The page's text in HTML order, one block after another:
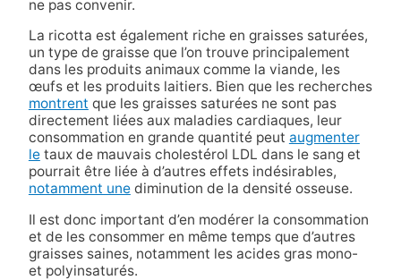
ne pas convenir.
La ricotta est également riche en graisses saturées,
un type de graisse que l’on trouve principalement
dans les produits animaux comme la viande, les
œufs et les produits laitiers. Bien que les recherches
montrent que les graisses saturées ne sont pas
directement liées aux maladies cardiaques, leur
consommation en grande quantité peut augmenter
letaux de mauvais cholestérol LDL dans le sang et
pourrait être liée à d’autres effets indésirables,
notamment unediminution de la densité osseuse.
Il est donc important d’en modérer la consommation
et de les consommer en même temps que d’autres
graisses saines, notamment les acides gras mono-
et polyinsaturés.